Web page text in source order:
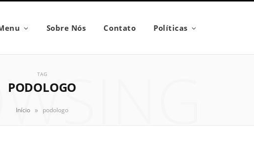
Sobre Nós Contato Políticas
TAG
PODOLOGO
Início » podologo